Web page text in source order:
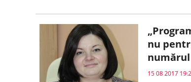
nu
15 08 2017